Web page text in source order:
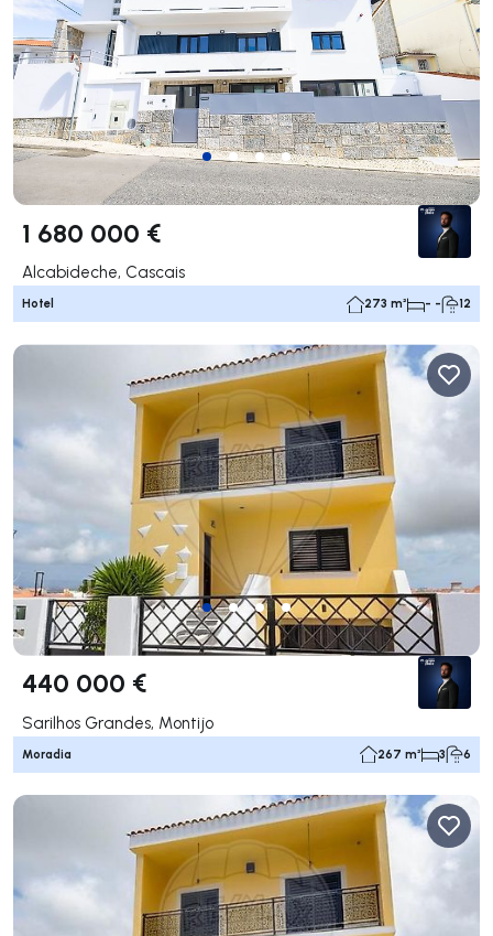
1 680 000 €
Alcabideche, Cascais
Hotel 273 m² - - 12
440 000 €
Sarilhos Grandes, Montijo
Moradia 267 m² 3 6